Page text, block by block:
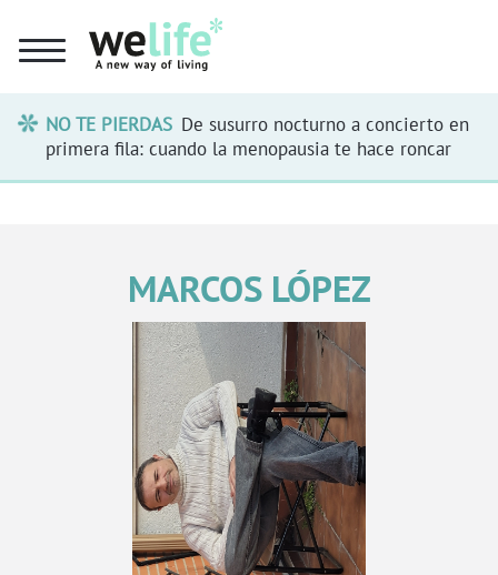
NO TE PIERDAS De susurro nocturno a concierto en
primera fila: cuando la menopausia te hace roncar
MARCOS LÓPEZ